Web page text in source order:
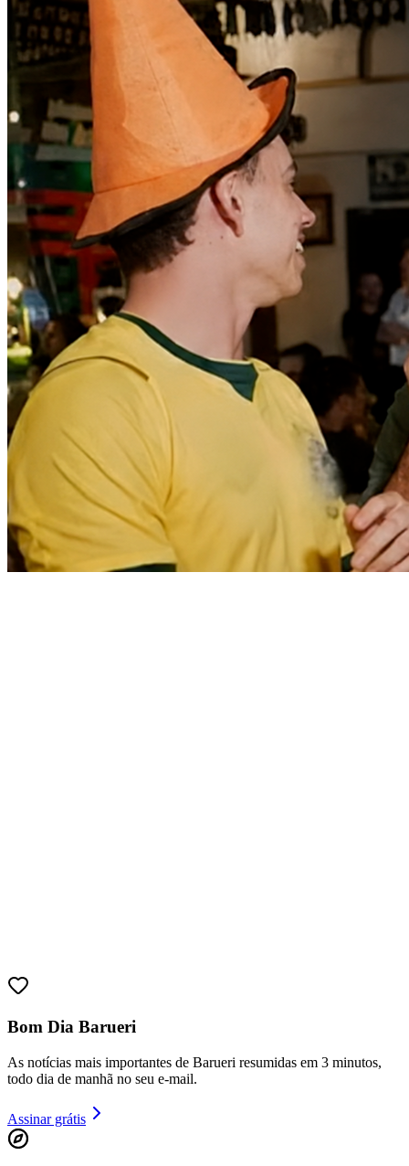
Sport
Bom Dia Barueri
As notícias mais importantes de Barueri resumidas em 3 minutos,
todo dia de manhã no seu e-mail.
Assinar grátis